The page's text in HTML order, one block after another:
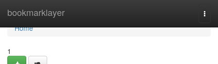
bookmarklayer
Home
Home
1